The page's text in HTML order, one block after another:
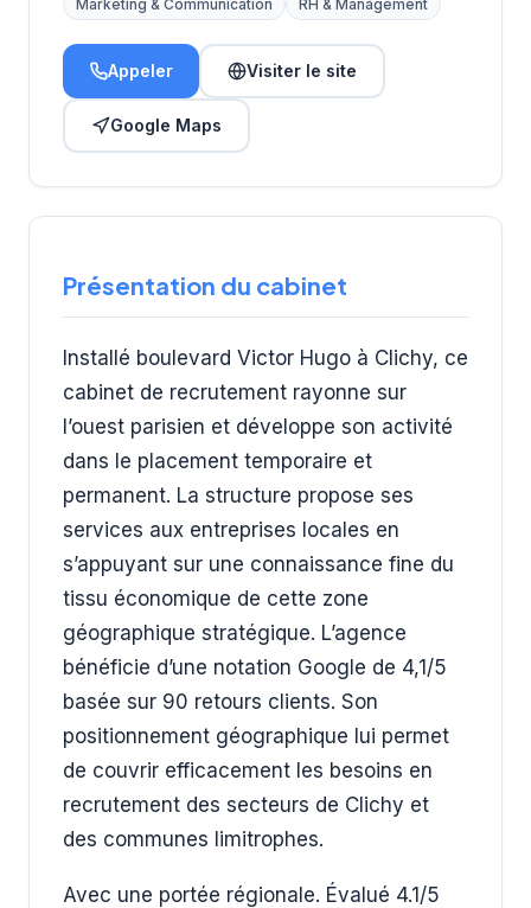
Marketing & Communication
RH & Management
Appeler Visiter le site
Google Maps
Présentation du cabinet
Installé boulevard Victor Hugo à Clichy, ce
cabinet de recrutement rayonne sur
l’ouest parisien et développe son activité
dans le placement temporaire et
permanent. La structure propose ses
services aux entreprises locales en
s’appuyant sur une connaissance fine du
tissu économique de cette zone
géographique stratégique. L’agence
bénéficie d’une notation Google de 4,1/5
basée sur 90 retours clients. Son
positionnement géographique lui permet
de couvrir efficacement les besoins en
recrutement des secteurs de Clichy et
des communes limitrophes.
Avec une portée régionale. Évalué 4.1/5